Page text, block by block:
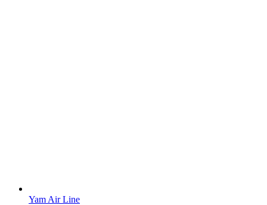
Yam Air Line